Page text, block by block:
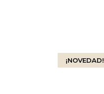
¡NOVEDAD!